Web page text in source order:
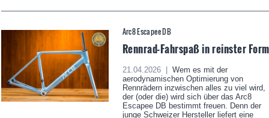
Arc8 Escapee DB
Rennrad-Fahrspaß in reinster Form
21.04.2026 |
Wem es mit der
aerodynamischen Optimierung von
Rennrädern inzwischen alles zu viel wird,
der (oder die) wird sich über das Arc8
Escapee DB bestimmt freuen. Denn der
junge Schweizer Hersteller liefert eine